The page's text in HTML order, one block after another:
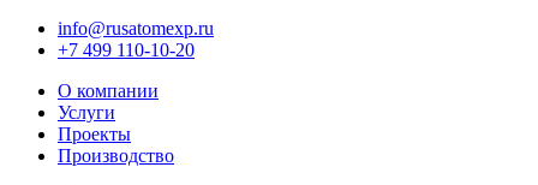
info@rusatomexp.ru
+7 499 110-10-20
О компании
Услуги
Проекты
Производство